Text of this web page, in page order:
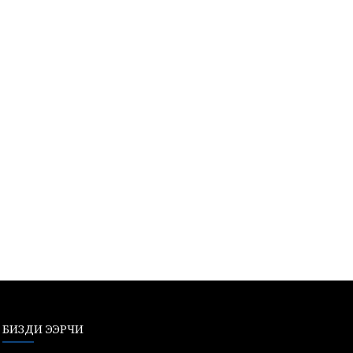
БИЗДИ ЭЭРЧИ